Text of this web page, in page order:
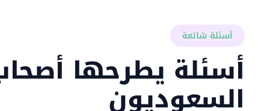
أسئلة شائعة
أسئلة يطرحها
السعوديون